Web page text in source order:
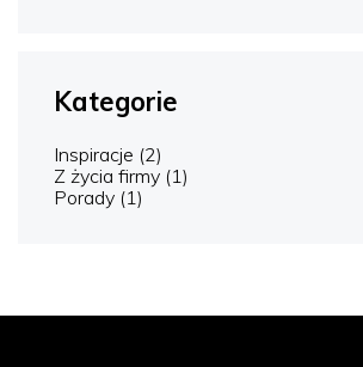
Kategorie
Inspiracje (2)
Z życia firmy (1)
Porady (1)